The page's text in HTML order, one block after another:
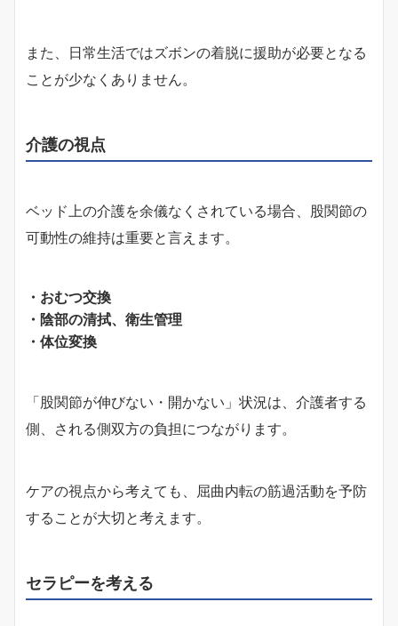
また、日常生活ではズボンの着脱に援助が必要となる
ことが少なくありません。
介護の視点
ベッド上の介護を余儀なくされている場合、股関節の
可動性の維持は重要と言えます。
・おむつ交換
・陰部の清拭、衛生管理
・体位変換
「股関節が伸びない・開かない」状況は、介護者する
側、される側双方の負担につながります。
ケアの視点から考えても、屈曲内転の筋過活動を予防
することが大切と考えます。
セラピーを考える